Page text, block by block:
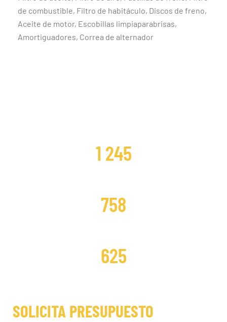
de combustible, Filtro de habitáculo, Discos de freno,
Aceite de motor, Escobillas limpiaparabrisas,
Amortiguadores, Correa de alternador
SOLICITA PRESUPUESTO
1 245
758
625